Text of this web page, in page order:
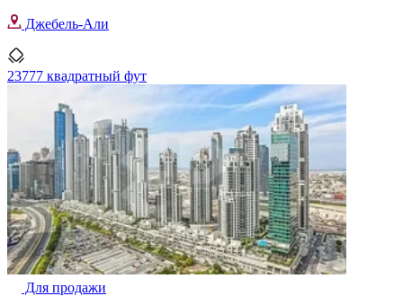
Джебель-Али
23777 квадратный фут
Для продажи